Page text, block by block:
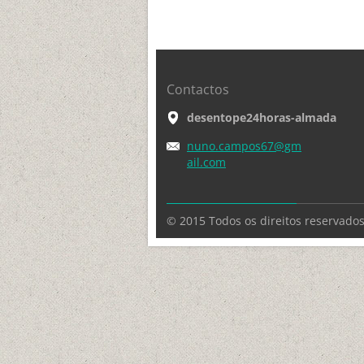
Contactos
desentope24horas-almada
nuno.campos67@gm
ail.com
© 2015 Todos os direitos